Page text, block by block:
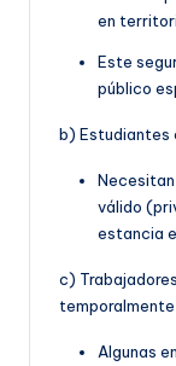
en
Este
público
b) Estudiantes
válido
estancia
c)
temporalmente
Algunas